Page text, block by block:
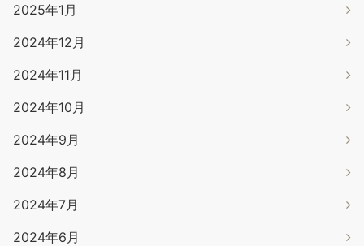
2025年1月
2024年12月
2024年11月
2024年10月
2024年9月
2024年8月
2024年7月
2024年6月